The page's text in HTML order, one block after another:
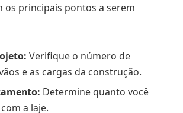
os principais pontos a serem
Verifique o número de
e as cargas da construção.
Determine quanto você
a laje.